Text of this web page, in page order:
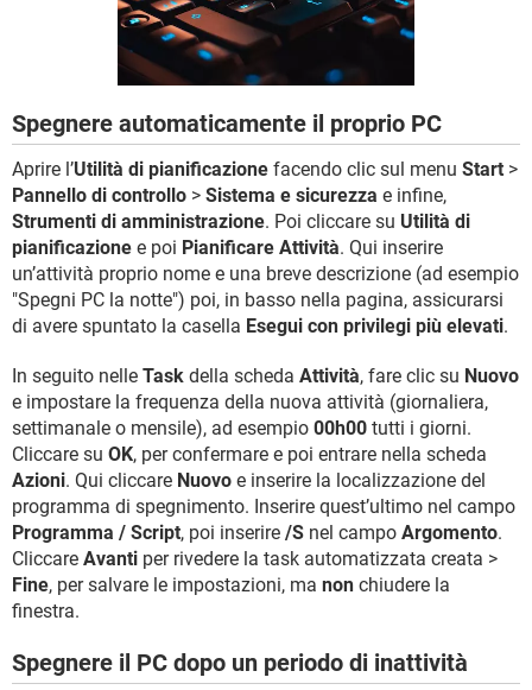
Spegnere automaticamente il proprio PC
Aprire l’Utilità di pianificazione facendo clic sul menu Start >
Pannello di controllo > Sistema e sicurezza e infine,
Strumenti di amministrazione. Poi cliccare su Utilità di
pianificazione e poi Pianificare Attività. Qui inserire
un’attività proprio nome e una breve descrizione (ad esempio
"Spegni PC la notte") poi, in basso nella pagina, assicurarsi
di avere spuntato la casella Esegui con privilegi più elevati.
In seguito nelle Task della scheda Attività, fare clic su Nuovo
e impostare la frequenza della nuova attività (giornaliera,
settimanale o mensile), ad esempio 00h00 tutti i giorni.
Cliccare su OK, per confermare e poi entrare nella scheda
Azioni. Qui cliccare Nuovo e inserire la localizzazione del
programma di spegnimento. Inserire quest’ultimo nel campo
Programma / Script, poi inserire /S nel campo Argomento.
Cliccare Avanti per rivedere la task automatizzata creata >
Fine, per salvare le impostazioni, ma non chiudere la
finestra.
Spegnere il PC dopo un periodo di inattività